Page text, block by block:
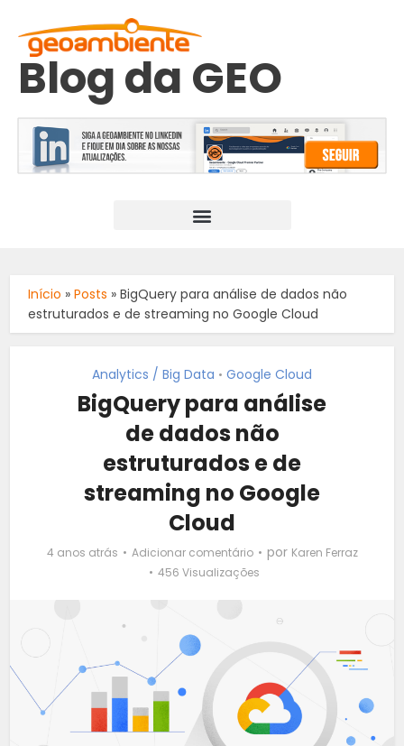
Blog da GEO
Início »Posts »BigQuery para análise de dados não
estruturados e de streaming no Google Cloud
Analytics / Big Data • Google Cloud
BigQuery para análise
de dados não
estruturados e de
streaming no Google
Cloud
4 anos atrás Adicionar comentário por Karen Ferraz
456 Visualizações